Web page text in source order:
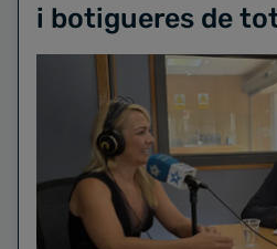
i botigueres de